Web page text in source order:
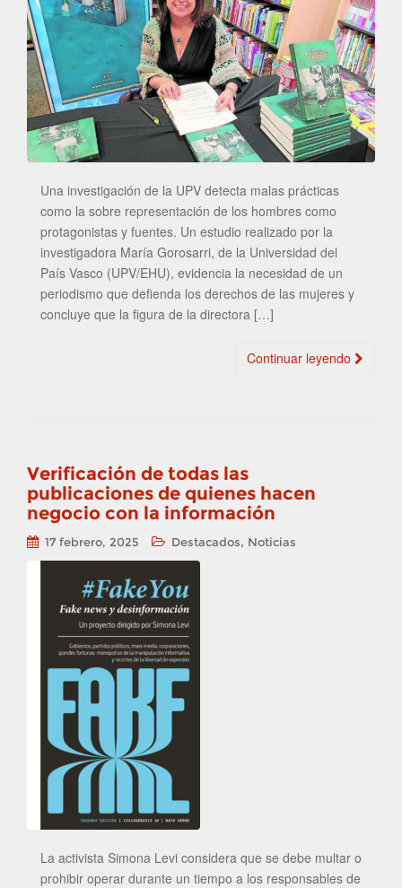
Una investigación de la UPV detecta malas prácticas
como la sobre representación de los hombres como
protagonistas y fuentes. Un estudio realizado por la
investigadora María Gorosarri, de la Universidad del
País Vasco (UPV/EHU), evidencia la necesidad de un
periodismo que defienda los derechos de las mujeres y
concluye que la figura de la directora […]
Continuar leyendo
Verificación de todas las
publicaciones de quienes hacen
negocio con la información
17 febrero, 2025 Destacados, Noticias
La activista Simona Levi considera que se debe multar o
prohibir operar durante un tiempo a los responsables de